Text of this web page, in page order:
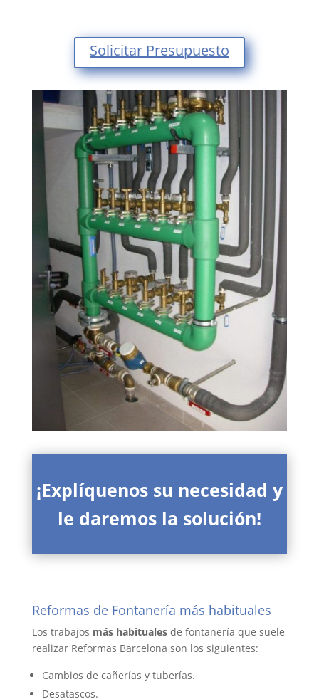
Solicitar Presupuesto
¡Explíquenos su necesidad y
le daremos la solución!
Reformas de Fontanería más habituales
Los trabajos más habitualesde fontanería que suele
realizar Reformas Barcelona son los siguientes:
Cambios de cañerías y tuberías.
Desatascos.